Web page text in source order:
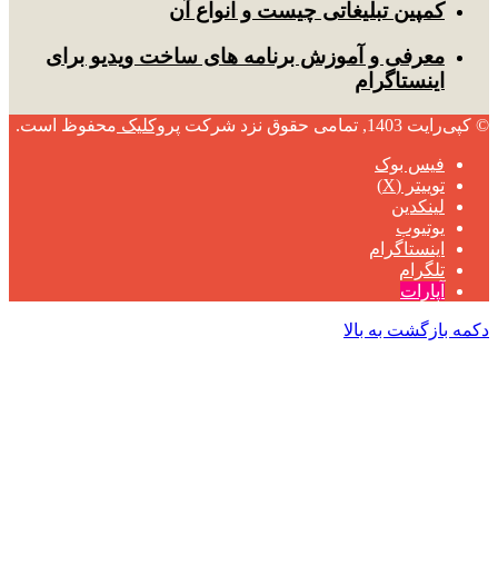
کمپین تبلیغاتی چیست و انواع آن
معرفی و آموزش برنامه های ساخت ویدیو برای
اینستاگرام
© کپی‌رایت 1403, تمامی حقوق نزد شرکت پروکلیک محفوظ است.
فیس بوک
توییتر (X)
لینکدین
یوتیوب
اینستاگرام
تلگرام
آپارات
دکمه بازگشت به بالا